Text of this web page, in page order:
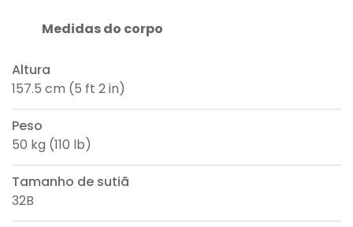
Medidas do corpo
Altura
157.5 cm (5 ft 2 in)
Peso
50 kg (110 lb)
Tamanho de sutiã
32B